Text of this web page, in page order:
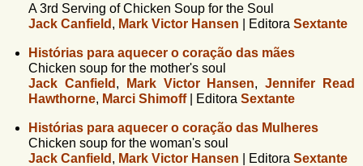
A 3rd Serving of Chicken Soup for the Soul
Jack Canfield , Mark Victor Hansen Editora Sextante
Histórias para aquecer o coração das mães
Chicken soup for the mother's soul
Jack Canfield , Mark Victor Hansen,Jennifer Read
Hawthorne, Marci Shimoff Editora Sextante
Histórias para aquecer o coração das Mulheres
Chicken soup for the woman's soul
Jack Canfield , Mark Victor Hansen Editora Sextante